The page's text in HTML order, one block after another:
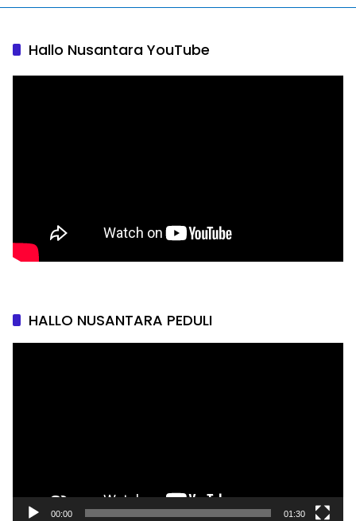
Hallo Nusantara YouTube
HALLO NUSANTARA PEDULI
00:00 01:30